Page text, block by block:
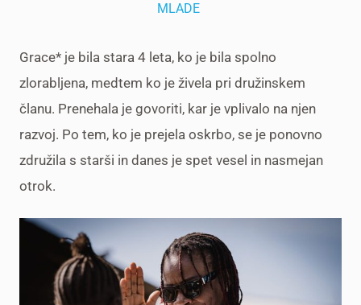
MLADE
Grace* je bila stara 4 leta, ko je bila spolno
zlorabljena, medtem ko je živela pri družinskem
članu. Prenehala je govoriti, kar je vplivalo na njen
razvoj. Po tem, ko je prejela oskrbo, se je ponovno
združila s starši in danes je spet vesel in nasmejan
otrok.